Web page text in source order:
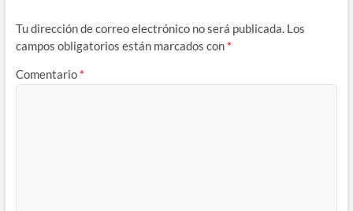
Tu dirección de correo electrónico no será publicada. Los
campos obligatorios están marcados con *
Comentario *